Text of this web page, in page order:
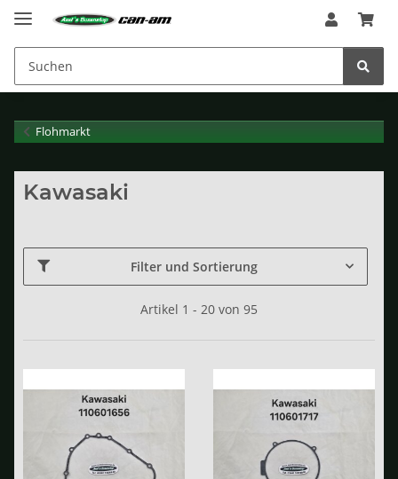
Flohmarkt
Kawasaki
Filter und Sortierung
Artikel 1 - 20 von 95